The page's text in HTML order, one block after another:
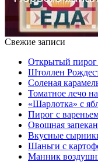
Свежие записи
Открытый пирог
Штоллен
Соленая
Томатное лечо
«Шарлотка» с
Пирог с
Овощная
Вкусные
Шаньги с
Манник